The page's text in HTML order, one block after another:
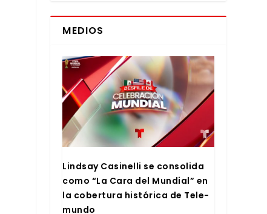
MEDIOS
Lind­say Casi­ne­lli se con­so­li­da
como “La Cara del Mun­dial” en
la cober­tu­ra his­tó­ri­ca de Tele­
mun­do